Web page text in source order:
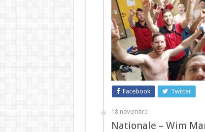
Facebook Twitter
18 novembre
Nationale – Wim